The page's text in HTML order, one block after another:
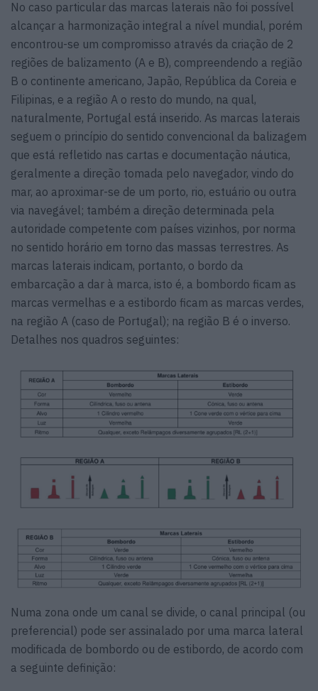
No caso particular das marcas laterais não foi possível
alcançar a harmonização integral a nível mundial, porém
encontrou-se um compromisso através da criação de 2
regiões de balizamento (A e B), compreendendo a região
B o continente americano, Japão, República da Coreia e
Filipinas, e a região A o resto do mundo, na qual,
naturalmente, Portugal está inserido. As marcas laterais
seguem o princípio do sentido convencional da balizagem
que está refletido nas cartas e documentação náutica,
geralmente a direção tomada pelo navegador, vindo do
mar, ao aproximar-se de um porto, rio, estuário ou outra
via navegável; também a direção determinada pela
autoridade competente com países vizinhos, por norma
no sentido horário em torno das massas terrestres. As
marcas laterais indicam, portanto, o bordo da
embarcação a dar à marca, isto é, a bombordo ficam as
marcas vermelhas e a estibordo ficam as marcas verdes,
na região A (caso de Portugal); na região B é o inverso.
Detalhes nos quadros seguintes:
Numa zona onde um canal se divide, o canal principal (ou
preferencial) pode ser assinalado por uma marca lateral
modificada de bombordo ou de estibordo, de acordo com
a seguinte definição: